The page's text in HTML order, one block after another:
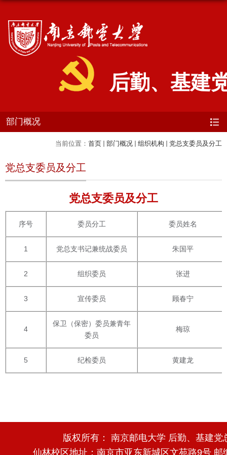
后勤、基建
部门概况
当前位置： 首页 部门概况 组织机构 党总支委员及分工
党总支委员及分工
党总支委员及分工
序号 委员分工 委员姓名
1 党总支书记兼统战委员 朱国平
2 组织委员 张进
3 宣传委员 顾春宁
4
保卫（保密）委员兼青年
委员
梅琼
5 纪检委员 黄建龙
版权所有： 南京邮电大学 后勤、基建党
仙林校区地址：南京市亚东新城区文苑路9号 邮